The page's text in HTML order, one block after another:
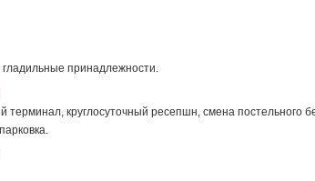
принадлежности.
круглосуточный ресепшн, смена постельного